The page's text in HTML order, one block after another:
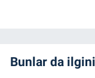
Bunlar da